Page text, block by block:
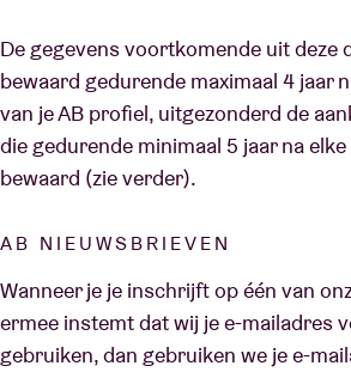
De gegevens voortkomende uit deze
bewaard gedurende maximaal 4 jaar
van je AB profiel, uitgezonderd de
die gedurende minimaal 5 jaar na
bewaard (zie verder).
AB NIEUWSBRIEVEN
Wanneer je je inschrijft op één van
ermee instemt dat wij je e-mailadres
gebruiken, dan gebruiken we je e-